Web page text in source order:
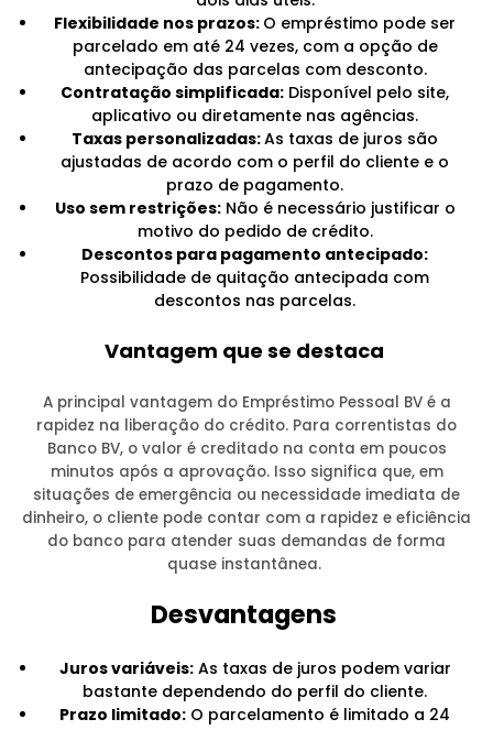
Flexibilidade nos prazos: O empréstimo pode ser
parcelado em até 24 vezes, com a opção de
antecipação das parcelas com desconto.
Contratação simplificada: Disponível pelo site,
aplicativo ou diretamente nas agências.
Taxas personalizadas:As taxas de juros são
ajustadas de acordo com o perfil do cliente e o
prazo de pagamento.
Uso sem restrições:Não é necessário justificar o
motivo do pedido de crédito.
Descontos para pagamento antecipado:
Possibilidade de quitação antecipada com
descontos nas parcelas.
Vantagem que se destaca
A principal vantagem do Empréstimo Pessoal BV é a
rapidez na liberação do crédito. Para correntistas do
Banco BV, o valor é creditado na conta em poucos
minutos após a aprovação. Isso significa que, em
situações de emergência ou necessidade imediata de
dinheiro, o cliente pode contar com a rapidez e eficiência
do banco para atender suas demandas de forma
quase instantânea.
Desvantagens
Juros variáveis:As taxas de juros podem variar
bastante dependendo do perfil do cliente.
Prazo limitado: O parcelamento é limitado a 24